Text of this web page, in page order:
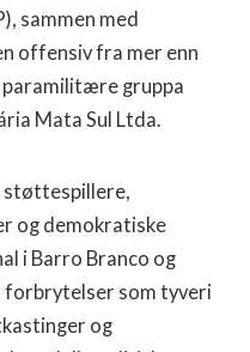
sammen med
offensiv fra mer enn
gruppa
Mata Sul Ltda.
støttespillere,
og demokratiske
i Barro Branco og
forbrytelser som tyveri
og